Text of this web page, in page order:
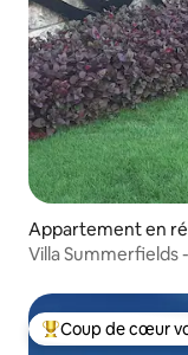
Appartement en
Villa Summerfields
Coups de cœur
Coup de cœur